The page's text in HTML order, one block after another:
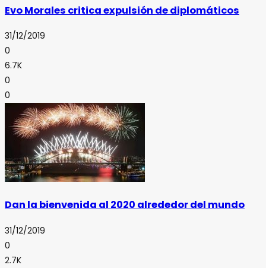
Evo Morales critica expulsión de diplomáticos
31/12/2019
0
6.7K
0
0
Dan la bienvenida al 2020 alrededor del mundo
31/12/2019
0
2.7K